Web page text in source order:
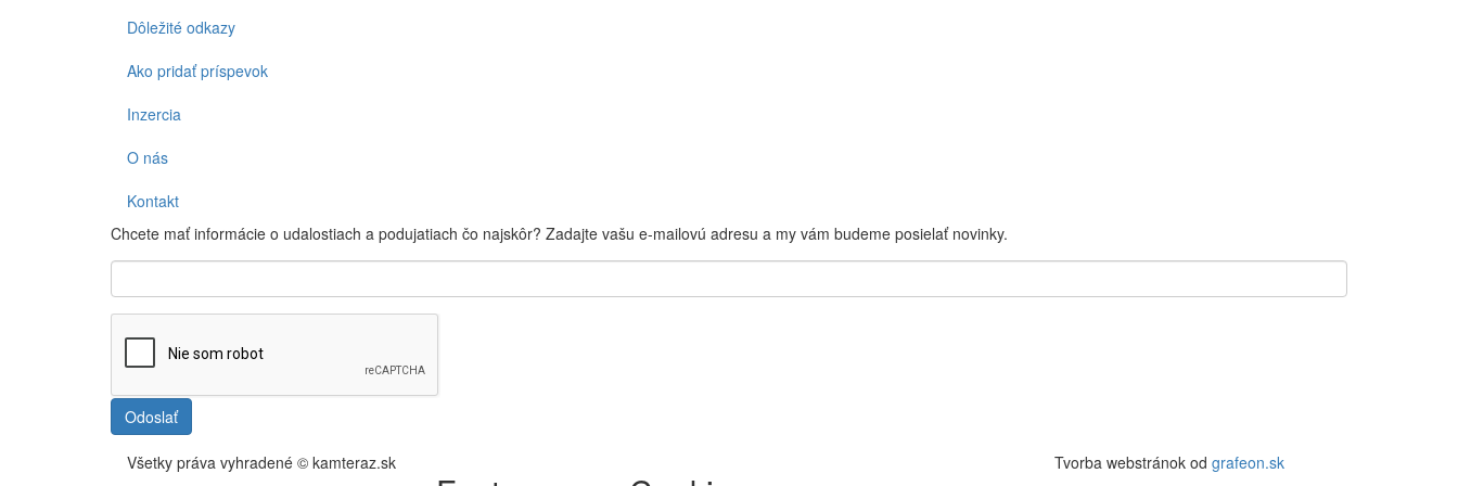
Dôležité odkazy
Ako pridať príspevok
Inzercia
O nás
Kontakt
Chcete mať informácie o udalostiach a podujatiach čo najskôr? Zadajte vašu e-mailovú adresu a my vám budeme posielať novinky.
Odoslať
Všetky práva vyhradené © kamteraz.sk Tvorba webstránok od grafeon.sk